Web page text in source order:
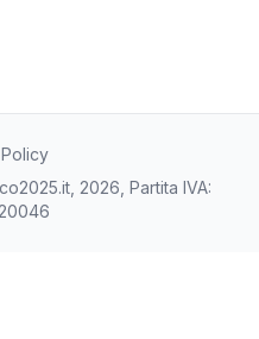
2026, Partita IVA: